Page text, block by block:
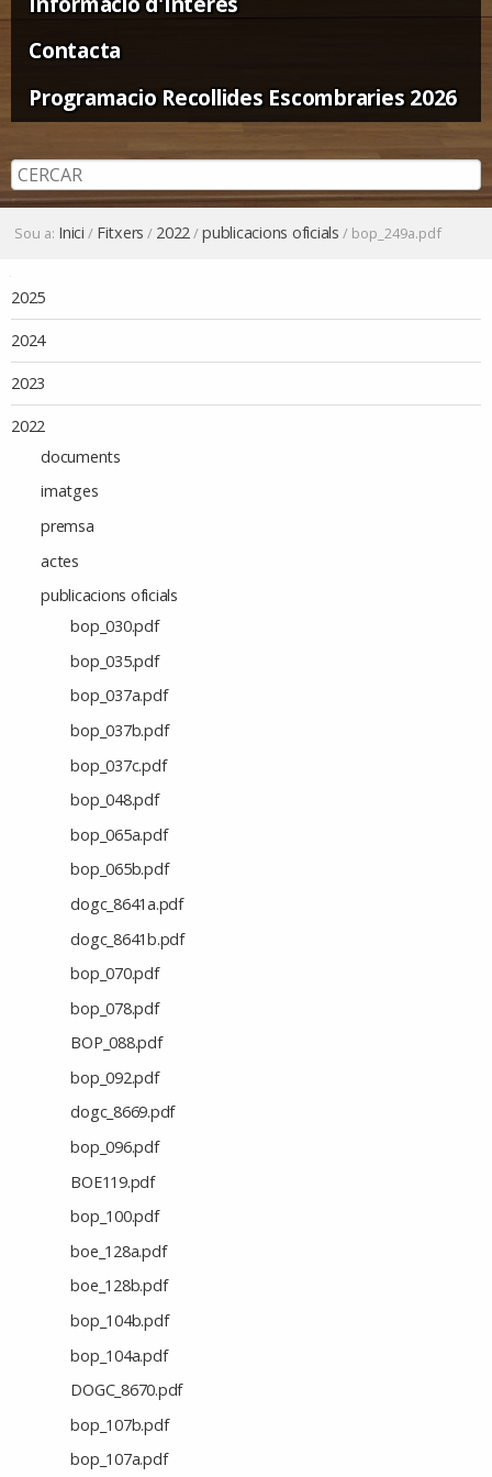
Contacta
Programacio Recollides Escombraries 2026
Sou a: Inici / Fitxers / 2022/publicacions oficials / bop_249a.pdf
2025
2024
2023
2022
documents
imatges
premsa
actes
publicacions oficials
bop_030.pdf
bop_035.pdf
bop_037a.pdf
bop_037b.pdf
bop_037c.pdf
bop_048.pdf
bop_065a.pdf
bop_065b.pdf
dogc_8641a.pdf
dogc_8641b.pdf
bop_070.pdf
bop_078.pdf
BOP_088.pdf
bop_092.pdf
dogc_8669.pdf
bop_096.pdf
BOE119.pdf
bop_100.pdf
boe_128a.pdf
boe_128b.pdf
bop_104b.pdf
bop_104a.pdf
DOGC_8670.pdf
bop_107b.pdf
bop_107a.pdf